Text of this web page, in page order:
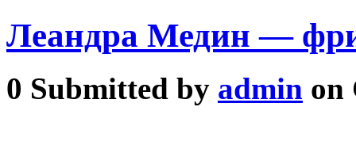
Леандра Медин —
0 Submitted by admin on